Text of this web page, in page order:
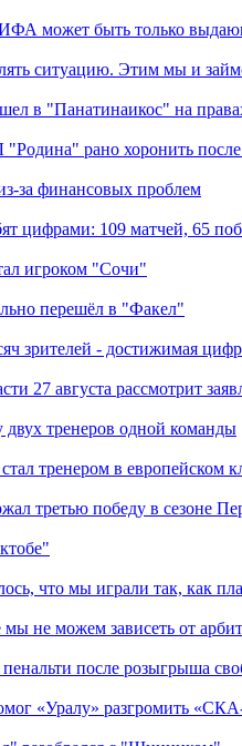
может быть только
ситуацию. Этим мы и
в "Панатинаикос" на
рано хоронить
за финансовых проблем
цифрами: 109 матчей, 65
игроком "Сочи"
перешёл в "Факел"
зрителей - достижимая
27 августа рассмотрит
двух тренеров одной команды
тренером в европейском
третью победу в сезоне
что мы играли так, как
не можем зависеть от
после розыгрыша
«Уралу» разгромить